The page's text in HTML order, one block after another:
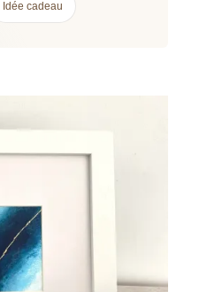
Idée cadeau